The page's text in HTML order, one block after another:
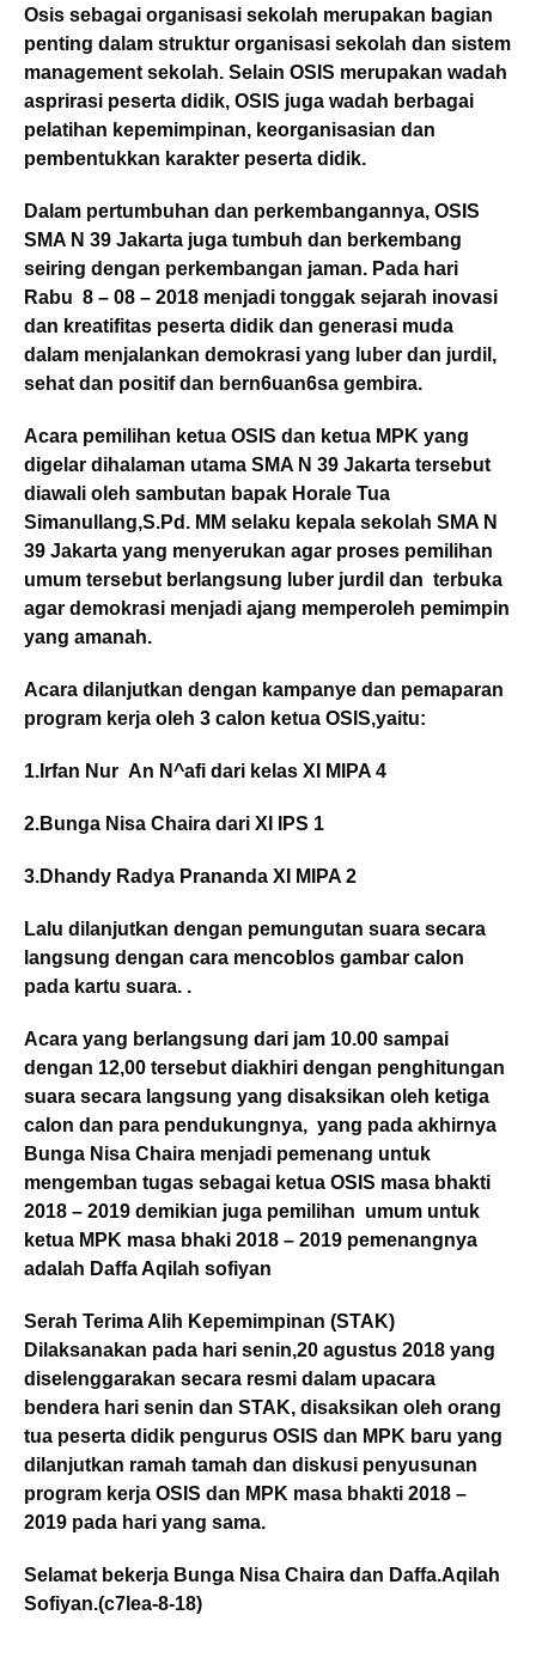
Osis sebagai organisasi sekolah merupakan bagian
penting dalam struktur organisasi sekolah dan sistem
management sekolah. Selain OSIS merupakan wadah
asprirasi peserta didik, OSIS juga wadah berbagai
pelatihan kepemimpinan, keorganisasian dan
pembentukkan karakter peserta didik.
Dalam pertumbuhan dan perkembangannya, OSIS
SMA N 39 Jakarta juga tumbuh dan berkembang
seiring dengan perkembangan jaman. Pada hari
Rabu 8 – 08 – 2018 menjadi tonggak sejarah inovasi
dan kreatifitas peserta didik dan generasi muda
dalam menjalankan demokrasi yang luber dan jurdil,
sehat dan positif dan bern6uan6sa gembira.
Acara pemilihan ketua OSIS dan ketua MPK yang
digelar dihalaman utama SMA N 39 Jakarta tersebut
diawali oleh sambutan bapak Horale Tua
Simanullang,S.Pd. MM selaku kepala sekolah SMA N
39 Jakarta yang menyerukan agar proses pemilihan
umum tersebut berlangsung luber jurdil dan terbuka
agar demokrasi menjadi ajang memperoleh pemimpin
yang amanah.
Acara dilanjutkan dengan kampanye dan pemaparan
program kerja oleh 3 calon ketua OSIS,yaitu:
1.Irfan Nur An N^afi dari kelas XI MIPA 4
2.Bunga Nisa Chaira dari XI IPS 1
3.Dhandy Radya Prananda XI MIPA 2
Lalu dilanjutkan dengan pemungutan suara secara
langsung dengan cara mencoblos gambar calon
pada kartu suara. .
Acara yang berlangsung dari jam 10.00 sampai
dengan 12,00 tersebut diakhiri dengan penghitungan
suara secara langsung yang disaksikan oleh ketiga
calon dan para pendukungnya, yang pada akhirnya
Bunga Nisa Chaira menjadi pemenang untuk
mengemban tugas sebagai ketua OSIS masa bhakti
2018 – 2019 demikian juga pemilihan umum untuk
ketua MPK masa bhaki 2018 – 2019 pemenangnya
adalah Daffa Aqilah sofiyan
Serah Terima Alih Kepemimpinan (STAK)
Dilaksanakan pada hari senin,20 agustus 2018 yang
diselenggarakan secara resmi dalam upacara
bendera hari senin dan STAK, disaksikan oleh orang
tua peserta didik pengurus OSIS dan MPK baru yang
dilanjutkan ramah tamah dan diskusi penyusunan
program kerja OSIS dan MPK masa bhakti 2018 –
2019 pada hari yang sama.
Selamat bekerja Bunga Nisa Chaira dan Daffa.Aqilah
Sofiyan.(c7lea-8-18)